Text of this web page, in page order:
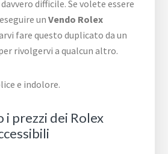
difficile. Se volete essere
unVendo Rolex
fare questo duplicato da un
rivolgervi a qualcun altro.
e indolore.
i prezzi dei Rolex